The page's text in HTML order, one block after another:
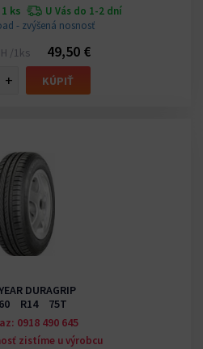
ks
U Vás do 1-2 dní
- zvýšená nosnosť
/1ks
49,50 €
+ KÚPIŤ
DURAGRIP
R14 75T
0918 490 645
zistíme u výrobcu